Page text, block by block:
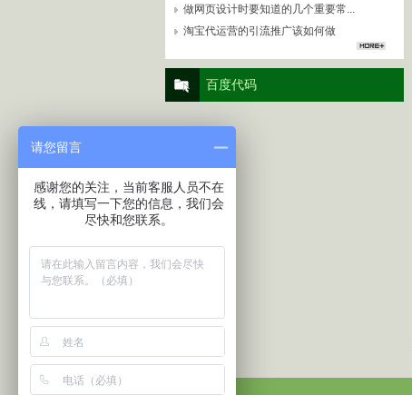
做网页设计时要知道的几个重要常...
淘宝代运营的引流推广该如何做
百度代码
请您留言
感谢您的关注，当前客服人员不在
线，请填写一下您的信息，我们会
尽快和您联系。